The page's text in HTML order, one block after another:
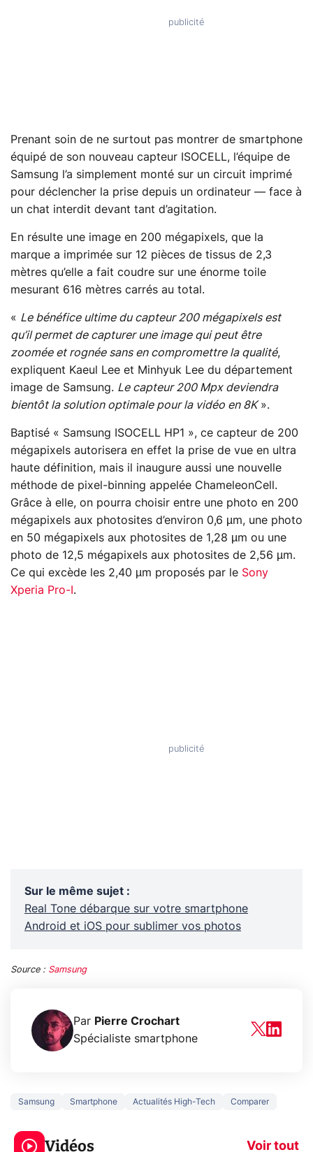
Prenant soin de ne surtout pas montrer de smartphone
équipé de son nouveau capteur ISOCELL, l’équipe de
Samsung l’a simplement monté sur un circuit imprimé
pour déclencher la prise depuis un ordinateur — face à
un chat interdit devant tant d’agitation.
En résulte une image en 200 mégapixels, que la
marque a imprimée sur 12 pièces de tissus de 2,3
mètres qu’elle a fait coudre sur une énorme toile
mesurant 616 mètres carrés au total.
« Le bénéfice ultime du capteur 200 mégapixels est
qu’il permet de capturer une image qui peut être
zoomée et rognée sans en compromettre la qualité,
expliquent Kaeul Lee et Minhyuk Lee du département
image de Samsung. Le capteur 200 Mpx deviendra
bientôt la solution optimale pour la vidéo en 8K».
Baptisé « Samsung ISOCELL HP1 », ce capteur de 200
mégapixels autorisera en effet la prise de vue en ultra
haute définition, mais il inaugure aussi une nouvelle
méthode de pixel-binning appelée ChameleonCell.
Grâce à elle, on pourra choisir entre une photo en 200
mégapixels aux photosites d’environ 0,6 µm, une photo
en 50 mégapixels aux photosites de 1,28 µm ou une
photo de 12,5 mégapixels aux photosites de 2,56 µm.
Ce qui excède les 2,40 µm proposés par le Sony
Xperia Pro-I .
Sur le même sujet :
Real Tone débarque sur votre smartphone
Android et iOS pour sublimer vos photos
Source : Samsung
Par Pierre Crochart
Spécialiste smartphone
Samsung Smartphone Actualités High-Tech Comparer
Vidéos Voir tout
5 générations de
jeux dans la
prochaine Xbox !
Ce que vous
navigation